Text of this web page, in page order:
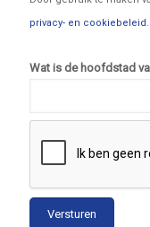
privacy- en cookiebeleid.
Wat is de hoofdstad